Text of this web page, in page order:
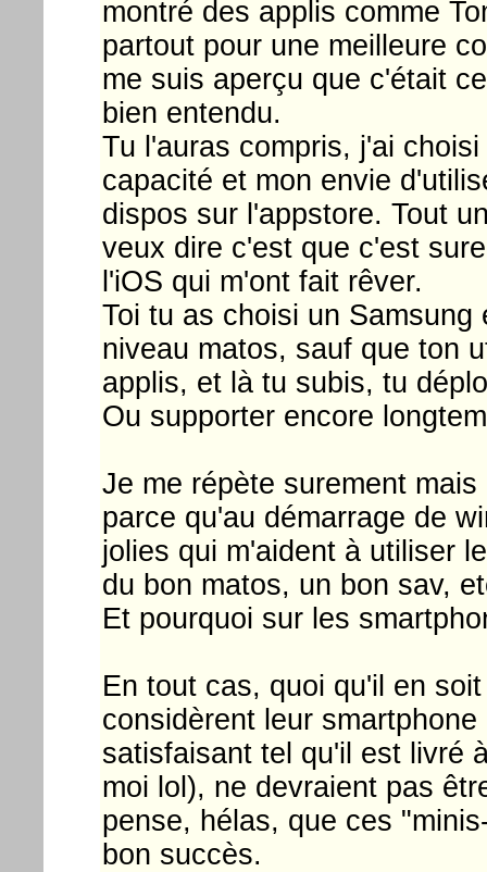
montré des applis comme
partout pour une meilleure
me suis aperçu que c'était
bien entendu.
Tu l'auras compris, j'ai
capacité et mon envie
dispos sur l'appstore. Tout
veux dire c'est que c'est
l'iOS qui m'ont fait rêver.
Toi tu as choisi un
niveau matos, sauf que ton
applis, et là tu subis, tu
Ou supporter encore
Je me répète surement
parce qu'au démarrage de
jolies qui m'aident à utiliser
du bon matos, un bon sav,
Et pourquoi sur les
En tout cas, quoi qu'il en
considèrent leur
satisfaisant tel qu'il est livré
moi lol), ne devraient pas
pense, hélas, que ces
bon succès.